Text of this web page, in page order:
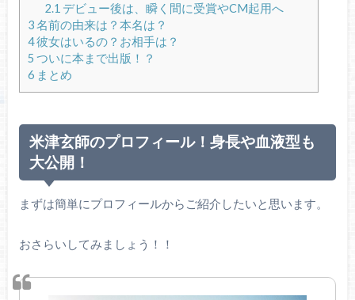
2.1 デビュー後は、瞬く間に受賞やCM起用へ
3名前の由来は？本名は？
4彼女はいるの？お相手は？
5 ついに本まで出版！？
6まとめ
米津玄師のプロフィール！身長や血液型も
大公開！
まずは簡単にプロフィールからご紹介したいと思います。
おさらいしてみましょう！！